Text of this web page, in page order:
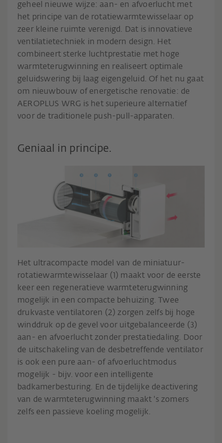
geheel nieuwe wijze: aan- en afvoerlucht met
het principe van de rotatiewarmtewisselaar op
zeer kleine ruimte verenigd. Dat is innovatieve
ventilatietechniek in modern design. Het
combineert sterke luchtprestatie met hoge
warmteterugwinning en realiseert optimale
geluidswering bij laag eigengeluid. Of het nu gaat
om nieuwbouw of energetische renovatie: de
AEROPLUS WRG is het superieure alternatief
voor de traditionele push-pull-apparaten.
Geniaal in principe.
Het ultracompacte model van de miniatuur-
rotatiewarmtewisselaar (1) maakt voor de eerste
keer een regeneratieve warmteterugwinning
mogelijk in een compacte behuizing. Twee
drukvaste ventilatoren (2) zorgen zelfs bij hoge
winddruk op de gevel voor uitgebalanceerde (3)
aan- en afvoerlucht zonder prestatiedaling. Door
de uitschakeling van de desbetreffende ventilator
is ook een pure aan- of afvoerluchtmodus
mogelijk - bijv. voor een intelligente
badkamerbesturing. En de tijdelijke deactivering
van de warmteterugwinning maakt 's zomers
zelfs een passieve koeling mogelijk.